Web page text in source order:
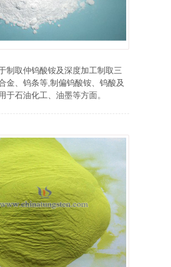
制取仲钨酸铵及深度加工制取三
金、钨条等,制偏钨酸铵、钨酸及
于石油化工、油墨等方面。